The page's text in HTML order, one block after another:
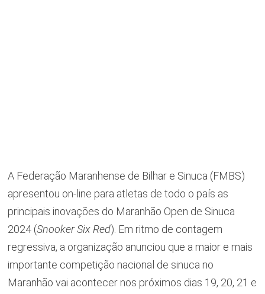
A Federação Maranhense de Bilhar e Sinuca (FMBS)
apresentou on-line para atletas de todo o país as
principais inovações do Maranhão Open de Sinuca
2024 (Snooker Six Red). Em ritmo de contagem
regressiva, a organização anunciou que a maior e mais
importante competição nacional de sinuca no
Maranhão vai acontecer nos próximos dias 19, 20, 21 e